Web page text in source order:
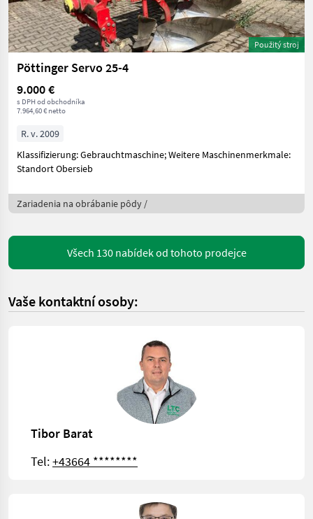
Použitý stroj
Pöttinger Servo 25-4
9.000 €
s DPH od obchodníka
7.964,60 € netto
R. v. 2009
Klassifizierung: Gebrauchtmaschine; Weitere Maschinenmerkmale:
Standort Obersieb
Zariadenia na obrábanie pôdy /
Všech 130 nabídek od tohoto prodejce
Vaše kontaktní osoby:
Tibor Barat
Tel:+43664 ********